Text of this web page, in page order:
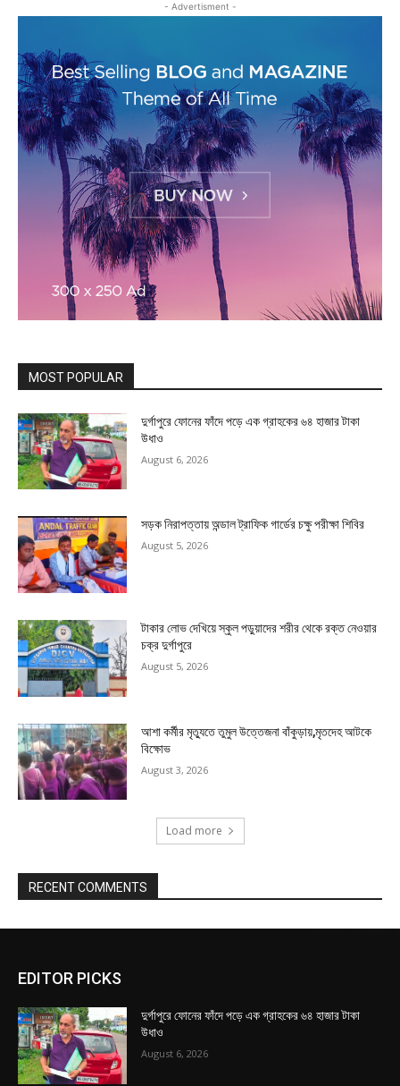
- Advertisment -
MOST POPULAR
দুর্গাপুরে ফোনের ফাঁদে পড়ে এক গ্রাহকের ৬৪ হাজার টাকা
উধাও
August 6, 2026
সড়ক নিরাপত্তায় অন্ডাল ট্রাফিক গার্ডের চক্ষু পরীক্ষা শিবির
August 5, 2026
টাকার লোভ দেখিয়ে স্কুল পড়ুয়াদের শরীর থেকে রক্ত নেওয়ার
চক্র দুর্গাপুরে
August 5, 2026
আশা কর্মীর মৃত্যুতে তুমুল উত্তেজনা বাঁকুড়ায়,মৃতদেহ আটকে
বিক্ষোভ
August 3, 2026
Load more
RECENT COMMENTS
EDITOR PICKS
দুর্গাপুরে ফোনের ফাঁদে পড়ে এক গ্রাহকের ৬৪ হাজার টাকা
উধাও
August 6, 2026